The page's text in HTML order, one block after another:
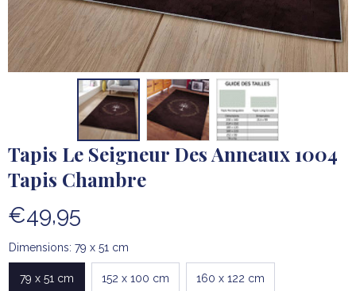
Tapis Le Seigneur Des Anneaux 1004
Tapis Chambre
€49,95
Dimensions: 79 x 51 cm
79 x 51 cm 152 x 100 cm 160 x 122 cm